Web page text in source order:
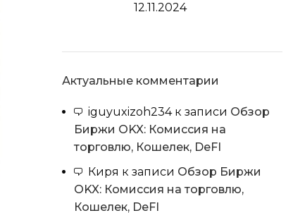
12.11.2024
Актуальные комментарии
iguyuxizoh234к записи Обзор
Биржи OKX: Комиссия на
торговлю, Кошелек, DeFI
Киря к записи Обзор Биржи
OKX: Комиссия на торговлю,
Кошелек, DeFI